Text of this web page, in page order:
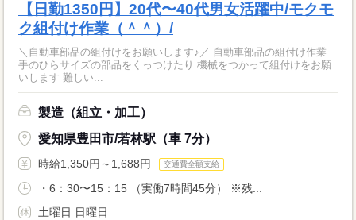
【日勤1350円】20代〜40代男女活躍中/モクモ
ク組付け作業（＾＾）/
＼自動車部品の組付けをお願いします♪／ 自動車部品の組付け作業
手のひらサイズの部品をくっつけたり 機械をつかって組付けをお願
いします 難しい...
製造（組立・加工）
愛知県豊田市/若林駅（車 7分）
時給1,350円～1,688円 交通費全額支給
・6：30〜15：15 （実働7時間45分） ※残...
土曜日 日曜日